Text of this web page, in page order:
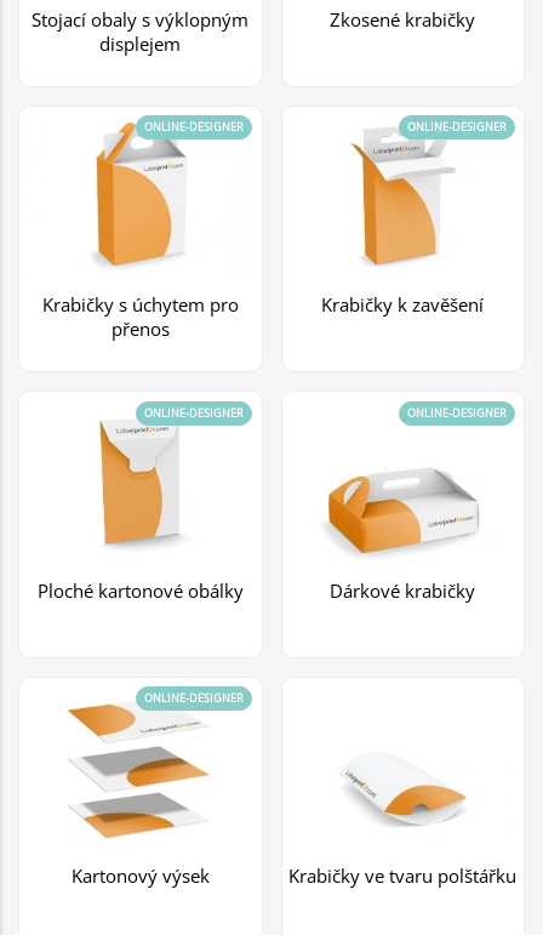
Stojací obaly s výklopným
displejem
Zkosené krabičky
Krabičky s úchytem pro
přenos
ONLINE-DESIGNER
Krabičky k zavěšení
ONLINE-DESIGNER
Ploché kartonové obálky
ONLINE-DESIGNER
Dárkové krabičky
ONLINE-DESIGNER
Kartonový výsek
ONLINE-DESIGNER
Krabičky ve tvaru polštářku